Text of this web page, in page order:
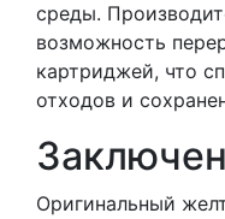
среды.
возможность
картриджей, что
отходов и
Оригинальный